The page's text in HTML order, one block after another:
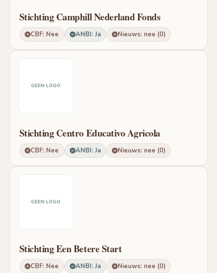
Stichting Camphill Nederland Fonds
CBF: Nee ANBI: Ja Nieuws: nee (0)
GEEN LOGO
Stichting Centro Educativo Agricola
CBF: Nee ANBI: Ja Nieuws: nee (0)
GEEN LOGO
Stichting Een Betere Start
CBF: Nee ANBI: Ja Nieuws: nee (0)